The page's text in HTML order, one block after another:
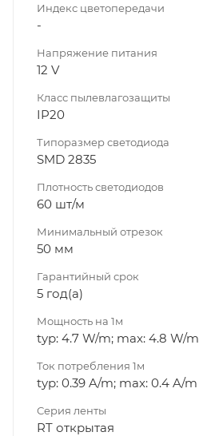
Индекс цветопередачи
-
Напряжение питания
12 V
Класс пылевлагозащиты
IP20
Типоразмер светодиода
SMD 2835
Плотность светодиодов
60 шт/м
Минимальный отрезок
50 мм
Гарантийный срок
5 год(а)
Мощность на 1м
typ: 4.7 W/m; max: 4.8 W/m
Ток потребления 1м
typ: 0.39 A/m; max: 0.4 A/m
Серия ленты
RT открытая